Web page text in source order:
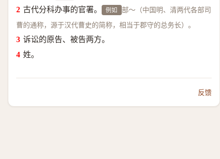
古代分科办事的官署。 例如 部～（中国明、清两代各部司
曹的通称，源于汉代曹史的简称，相当于郡守的总务长）。
诉讼的原告、被告两方。
姓。
反馈